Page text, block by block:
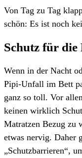
Von Tag zu Tag
schön: Es ist noch
Schutz für
Wenn in der Nacht
Pipi-Unfall im Bett
ganz so toll. Vor
keinen wirklich
Matratzen Bezug zu
etwas nervig. Daher
„Schutzbarrieren“,